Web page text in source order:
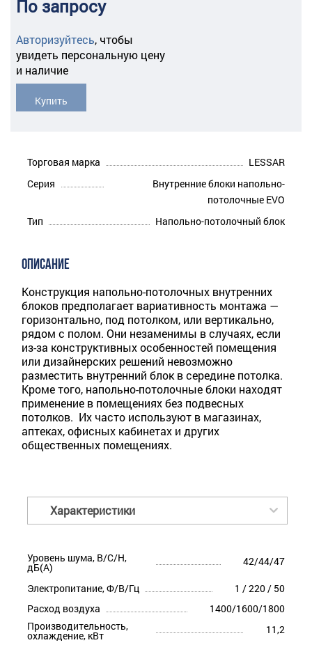
По запросу
Авторизуйтесь, чтобы
увидеть персональную цену
и наличие
Купить
Торговая марка
LESSAR
Серия
Внутренние блоки напольно-
потолочные EVO
Тип
Напольно-потолочный блок
ОПИСАНИЕ
Конструкция напольно-потолочных внутренних
блоков предполагает вариативность монтажа —
горизонтально, под потолком, или вертикально,
рядом с полом. Они незаменимы в случаях, если
из-за конструктивных особенностей помещения
или дизайнерских решений невозможно
разместить внутренний блок в середине потолка.
Кроме того, напольно-потолочные блоки находят
применение в помещениях без подвесных
потолков. Их часто используют в магазинах,
аптеках, офисных кабинетах и других
общественных помещениях.
Характеристики
Уровень шума, В/С/Н,
дБ(А) 42/44/47
Электропитание, Ф/В/Гц
1 / 220 / 50
Расход воздуха
1400/1600/1800
Производительность,
охлаждение, кВт
11,2